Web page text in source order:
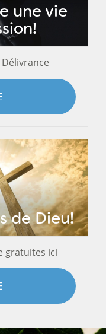
une vie
de Dieu!
gratuites ici